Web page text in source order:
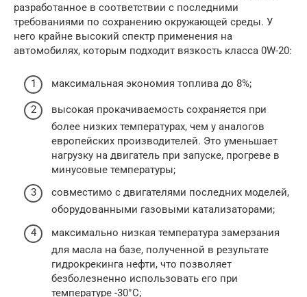
разработанное в соответствии с последними
требованиями по сохранению окружающей среды. У
него крайне высокий спектр применения на
автомобилях, которым подходит вязкость класса 0W-20:
максимальная экономия топлива до 8%;
высокая прокачиваемость сохраняется при
более низких температурах, чем у аналогов
европейских производителей. Это уменьшает
нагрузку на двигатель при запуске, прогреве в
минусовые температуры;
совместимо с двигателями последних моделей,
оборудованными газовыми катализаторами;
максимально низкая температура замерзания
для масла на базе, полученной в результате
гидрокрекинга нефти, что позволяет
безболезненно использовать его при
температуре -30°C;